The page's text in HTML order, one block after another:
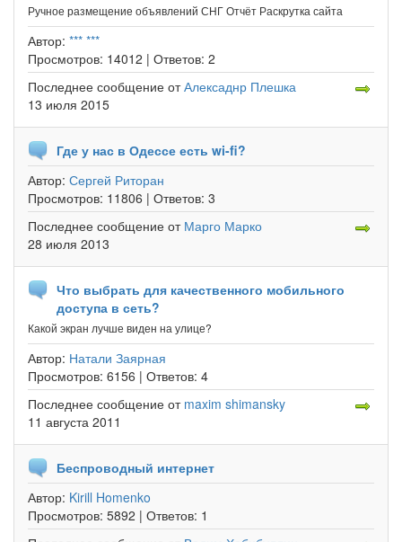
Ручное размещение объявлений СНГ Отчёт Раскрутка сайта
Автор: *** ***
Просмотров: 14012 | Ответов: 2
Последнее сообщение отАлексаднр Плешка
13 июля 2015
Где у нас в Одессе есть wi-fi?
Автор: Сергей Риторан
Просмотров: 11806 | Ответов: 3
Последнее сообщение от Марго Марко
28 июля 2013
Что выбрать для качественного мобильного
доступа в сеть?
Какой экран лучше виден на улице?
Автор: Натали Заярная
Просмотров: 6156 | Ответов: 4
Последнее сообщение от maxim shimansky
11 августа 2011
Беспроводный интернет
Автор: Kirill Homenko
Просмотров: 5892 | Ответов: 1